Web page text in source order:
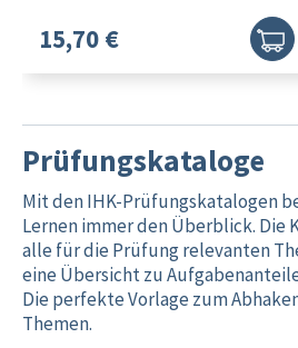
15,70 €
Prüfungskataloge
Mit den IHK-Prüfungskatalogen
Lernen immer den Überblick. Die
alle für die Prüfung relevanten
eine Übersicht zu
Die perfekte Vorlage zum
Themen.